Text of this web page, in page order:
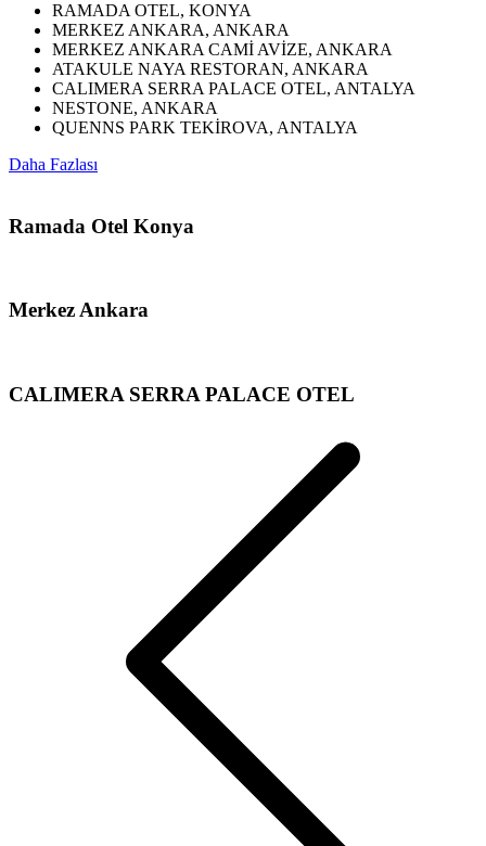
RAMADA OTEL, KONYA
MERKEZ ANKARA, ANKARA
MERKEZ ANKARA CAMİ AVİZE, ANKARA
ATAKULE NAYA RESTORAN, ANKARA
CALIMERA SERRA PALACE OTEL, ANTALYA
NESTONE, ANKARA
QUENNS PARK TEKİROVA, ANTALYA
Daha Fazlası
Ramada Otel Konya
Merkez Ankara
CALIMERA SERRA PALACE OTEL